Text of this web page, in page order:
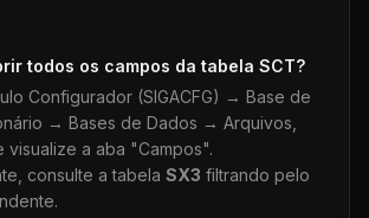
todos os campos da tabela SCT?
Configurador (SIGACFG) → Base de
→ Bases de Dados → Arquivos,
visualize a aba "Campos".
consulte a tabela SX3 filtrando pelo